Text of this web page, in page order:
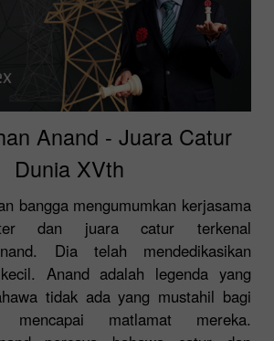
Anand - Juara Catur
Dunia XVth
bangga mengumumkan kerjasama
dan juara catur terkenal
Dia telah mendedikasikan
Anand adalah legenda yang
tidak ada yang mustahil bagi
matlamat mereka.